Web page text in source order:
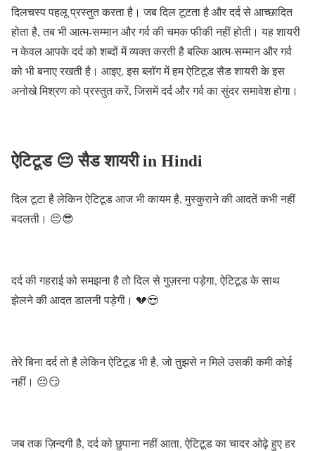
दिलचस्प पहलू प्रस्तुत करता है। जब दिल टूटता है और दर्द से आच्छादित
होता है, तब भी आत्म-सम्मान और गर्व की चमक फीकी नहीं होती। यह शायरी
न केवल आपके दर्द को शब्दों में व्यक्त करती है बल्कि आत्म-सम्मान और गर्व
को भी बनाए रखती है। आइए, इस ब्लॉग में हम ऐटिटूड सैड शायरी के इस
अनोखे मिश्रण को प्रस्तुत करें, जिसमें दर्द और गर्व का सुंदर समावेश होगा।
ऐटिटूड 😔 सैड शायरी in Hindi
दिल टूटा है लेकिन ऐटिटूड आज भी कायम है, मुस्कुराने की आदतें कभी नहीं
बदलती। 😔😎
दर्द की गहराई को समझना है तो दिल से गुज़रना पड़ेगा, ऐटिटूड के साथ
झेलने की आदत डालनी पड़ेगी। 💔😎
तेरे बिना दर्द तो है लेकिन ऐटिटूड भी है, जो तुझसे न मिले उसकी कमी कोई
नहीं। 😔😏
जब तक ज़िन्दगी है, दर्द को छुपाना नहीं आता, ऐटिटूड का चादर ओढ़े हुए हर